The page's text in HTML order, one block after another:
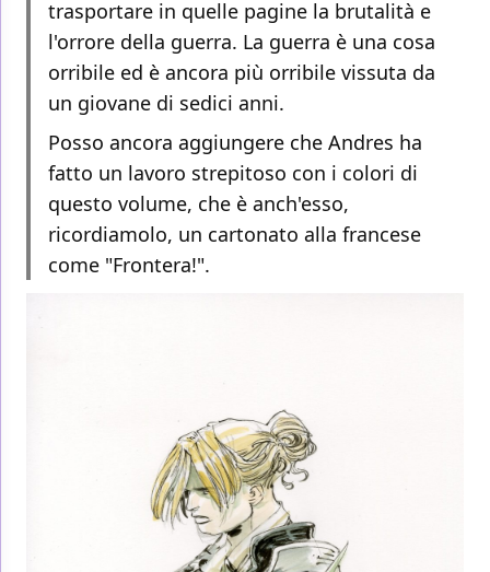
trasportare in quelle pagine la brutalità e
l'orrore della guerra. La guerra è una cosa
orribile ed è ancora più orribile vissuta da
un giovane di sedici anni.
Posso ancora aggiungere che Andres ha
fatto un lavoro strepitoso con i colori di
questo volume, che è anch'esso,
ricordiamolo, un cartonato alla francese
come "Frontera!".